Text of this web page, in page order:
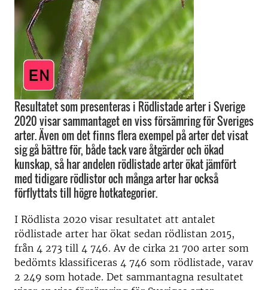
Resultatet som presenteras i Rödlistade arter i Sverige
2020 visar sammantaget en viss försämring för Sveriges
arter. Även om det finns flera exempel på arter det visat
sig gå bättre för, både tack vare åtgärder och ökad
kunskap, så har andelen rödlistade arter ökat jämfört
med tidigare rödlistor och många arter har också
förflyttats till högre hotkategorier.
I Rödlista 2020 visar resultatet att antalet
rödlistade arter har ökat sedan rödlistan 2015,
från 4 273 till 4 746. Av de cirka 21 700 arter som
bedömts klassificeras 4 746 som rödlistade, varav
2 249 som hotade. Det sammantagna resultatet